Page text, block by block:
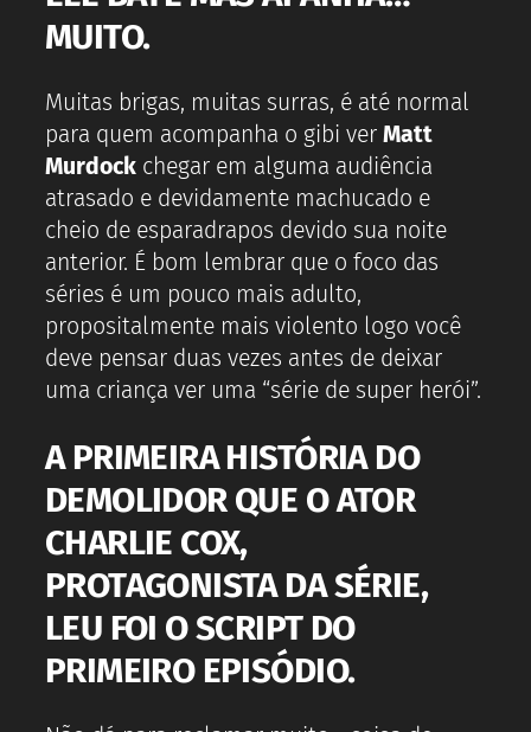
MUITO.
Muitas brigas, muitas surras, é até normal
para quem acompanha o gibi ver Matt
Murdockchegar em alguma audiência
atrasado e devidamente machucado e
cheio de esparadrapos devido sua noite
anterior. É bom lembrar que o foco das
séries é um pouco mais adulto,
propositalmente mais violento logo você
deve pensar duas vezes antes de deixar
uma criança ver uma “série de super herói”.
A PRIMEIRA HISTÓRIA DO
DEMOLIDOR QUE O ATOR
CHARLIE COX,
PROTAGONISTA DA SÉRIE,
LEU FOI O SCRIPT DO
PRIMEIRO EPISÓDIO.